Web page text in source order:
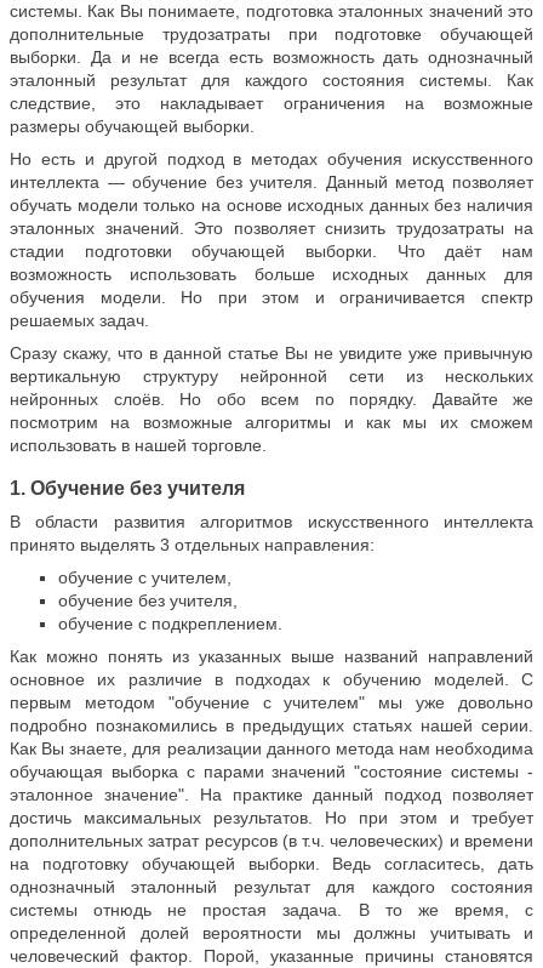
системы. Как Вы понимаете, подготовка эталонных значений это
дополнительные трудозатраты при подготовке обучающей
выборки. Да и не всегда есть возможность дать однозначный
эталонный результат для каждого состояния системы. Как
следствие, это накладывает ограничения на возможные
размеры обучающей выборки.
Но есть и другой подход в методах обучения искусственного
интеллекта — обучение без учителя. Данный метод позволяет
обучать модели только на основе исходных данных без наличия
эталонных значений. Это позволяет снизить трудозатраты на
стадии подготовки обучающей выборки. Что даёт нам
возможность использовать больше исходных данных для
обучения модели. Но при этом и ограничивается спектр
решаемых задач.
Сразу скажу, что в данной статье Вы не увидите уже привычную
вертикальную структуру нейронной сети из нескольких
нейронных слоёв. Но обо всем по порядку. Давайте же
посмотрим на возможные алгоритмы и как мы их сможем
использовать в нашей торговле.
1. Обучение без учителя
В области развития алгоритмов искусственного интеллекта
принято выделять 3 отдельных направления:
обучение с учителем,
обучение без учителя,
обучение с подкреплением.
Как можно понять из указанных выше названий направлений
основное их различие в подходах к обучению моделей. С
первым методом "обучение с учителем" мы уже довольно
подробно познакомились в предыдущих статьях нашей серии.
Как Вы знаете, для реализации данного метода нам необходима
обучающая выборка с парами значений "состояние системы -
эталонное значение". На практике данный подход позволяет
достичь максимальных результатов. Но при этом и требует
дополнительных затрат ресурсов (в т.ч. человеческих) и времени
на подготовку обучающей выборки. Ведь согласитесь, дать
однозначный эталонный результат для каждого состояния
системы отнюдь не простая задача. В то же время, с
определенной долей вероятности мы должны учитывать и
человеческий фактор. Порой, указанные причины становятся